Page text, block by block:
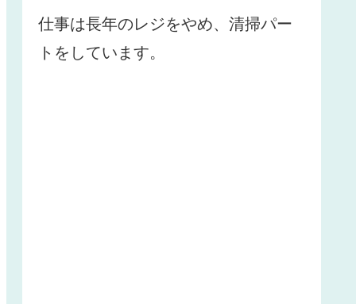
仕事は長年のレジをやめ、清掃パー
トをしています。